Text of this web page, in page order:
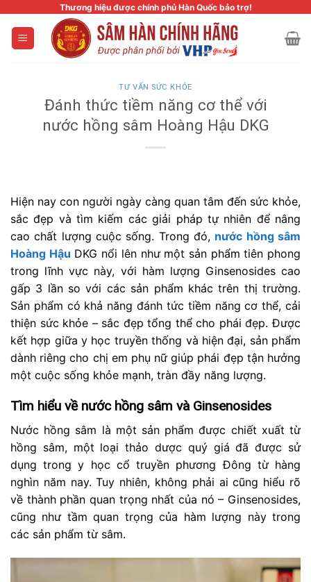
content
Thương hiệu được chính phủ Hàn Quốc bảo trợ!
TƯ VẤN SỨC KHỎE
Đánh thức tiềm năng cơ thể với
nước hồng sâm Hoàng Hậu DKG
Hiện nay con người ngày càng quan tâm đến sức khỏe,
sắc đẹp và tìm kiếm các giải pháp tự nhiên để nâng
cao chất lượng cuộc sống. Trong đó, nước hồng sâm
Hoàng Hậu DKG nổi lên như một sản phẩm tiên phong
trong lĩnh vực này, với hàm lượng Ginsenosides cao
gấp 3 lần so với các sản phẩm khác trên thị trường.
Sản phẩm có khả năng đánh tức tiềm năng cơ thể, cải
thiện sức khỏe – sắc đẹp tổng thể cho phái đẹp. Được
kết hợp giữa y học truyền thống và hiện đại, sản phẩm
dành riêng cho chị em phụ nữ giúp phái đẹp tận hưởng
một cuộc sống khỏe mạnh, tràn đầy năng lượng.
Tìm hiểu về nước hồng sâm và Ginsenosides
Nước hồng sâm là một sản phẩm được chiết xuất từ
hồng sâm, một loại thảo dược quý giá đã được sử
dụng trong y học cổ truyền phương Đông từ hàng
nghìn năm nay. Tuy nhiên, không phải ai cũng hiểu rõ
về thành phần quan trọng nhất của nó – Ginsenosides,
cũng như tầm quan trọng của hàm lượng này trong
các sản phẩm từ sâm.